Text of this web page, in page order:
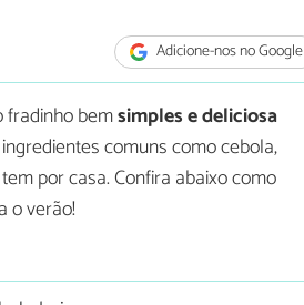
Adicione-nos no Google
fradinho bemsimples e deliciosa
comuns como cebola,
por casa. Confira abaixo como
o verão!